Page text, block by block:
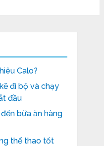
Calo?
đi bộ và chạy
đầu
bữa ăn hàng
thể thao tốt